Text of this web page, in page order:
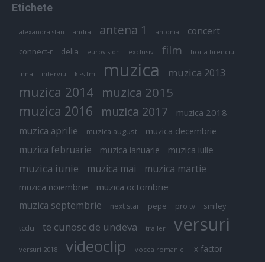
Etichete
alexandra stan andra antena 1 antonia concert
connect-r delia eurovision exclusiv film horia brenciu
inna interviu kiss fm muzica muzica 2013
muzica 2014 muzica 2015
muzica 2016 muzica 2017 muzica 2018
muzica aprilie muzica august muzica decembrie
muzica februarie muzica ianuarie muzica iulie
muzica iunie muzica mai muzica martie
muzica noiembrie muzica octombrie
muzica septembrie next star pepe pro tv smiley
tcdu te cunosc de undeva trailer versuri
versuri 2018 videoclip vocea romaniei x factor